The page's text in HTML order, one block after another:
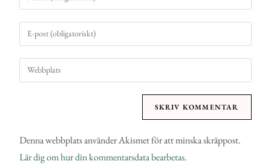
Denna webbplats använder Akismet för att minska skräppost.
Lär dig om hur din kommentarsdata bearbetas.